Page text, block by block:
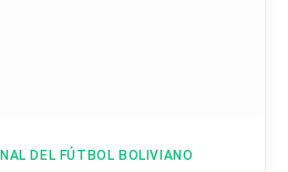
DEL FÚTBOL BOLIVIANO